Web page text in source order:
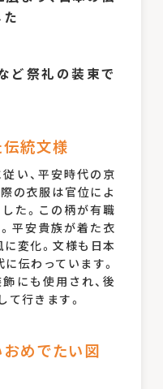
ど祭礼の装束で
統文様
い、平安時代の京
の衣服は官位によ
た。この柄が有職
平安貴族が着た衣
に変化。文様も日本
伝わっています。
にも使用され、後
行きます。
めでたい図